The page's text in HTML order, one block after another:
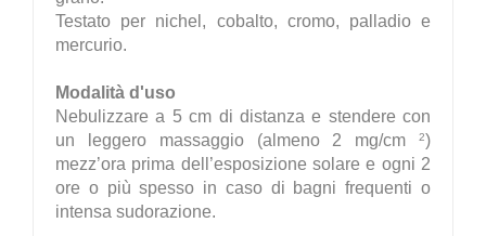
Testato per nichel, cobalto, cromo, palladio e
mercurio.
Modalità d'uso
Nebulizzare a 5 cm di distanza e stendere con
un leggero massaggio (almeno 2 mg/cm
2)
mezz’ora prima dell’esposizione solare e ogni 2
ore o più spesso in caso di bagni frequenti o
intensa sudorazione.